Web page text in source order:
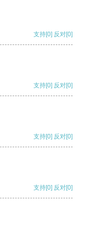
支持[0] 反对[0]
支持[0] 反对[0]
支持[0] 反对[0]
支持[0] 反对[0]